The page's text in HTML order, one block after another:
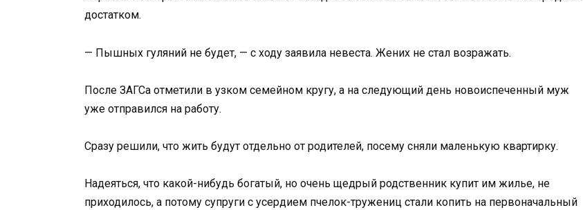
достатком.
— Пышных гуляний не будет, — с ходу заявила невеста. Жених не стал возражать.
После ЗАГСа отметили в узком семейном кругу, а на следующий день новоиспеченный муж
уже отправился на работу.
Сразу решили, что жить будут отдельно от родителей, посему сняли маленькую квартирку.
Надеяться, что какой-нибудь богатый, но очень щедрый родственник купит им жилье, не
приходилось, а потому супруги с усердием пчелок-тружениц стали копить на первоначальный